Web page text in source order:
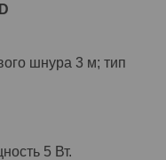
шнура 3 м; тип
5 Вт.